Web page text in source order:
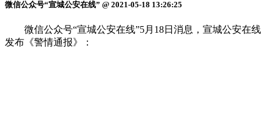
微信公众号“宣城公安在线” @ 2021-05-18 13:26:25
微信公众号“宣城公安在线”5月18日消息，宣城公安在线
发布《警情通报》：